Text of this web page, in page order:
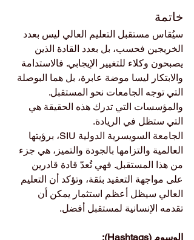
خاتمة
سيُقاس مستقبل التعليم العالي ليس بعدد
الخريجين فحسب، بل بعدد القادة الذين
يصبحون وكلاء للتغيير الإيجابي. فالاستدامة
والابتكار ليسا موضة عابرة، بل هما البوصلة
التي توجه الجامعات نحو المستقبل.
والمؤسسات التي تدرك هذه الحقيقة هي
التي ستظل في الريادة.
الجامعة السويسرية الدولية SIU، برؤيتها
العالمية والتزامها بالجودة والتميز، هي جزء
من هذا المستقبل. فهي تُعدّ قادة قادرين
على مواجهة التعقيد بثقة، وتؤكد أن التعليم
العالي سيظل أعظم استثمار يمكن أن
تقدمه الإنسانية لمستقبل أفضل.
الوسوم (Hashtags):